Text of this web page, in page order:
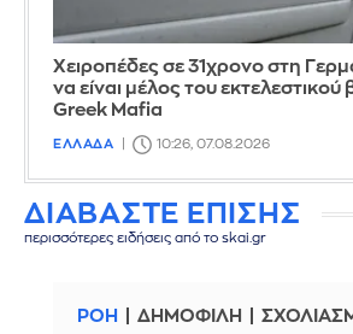
Χειροπέδες σε 31χρονο στη
να είναι μέλος του εκτελεστικού
Greek Mafia
ΕΛΛΑΔΑ 10:26, 07.08.2026
ΔΙΑΒΑΣΤΕ ΕΠΙΣΗΣ
περισσότερες ειδήσεις από το skai.gr
ΡΟΗ ΔΗΜΟΦΙΛΗ